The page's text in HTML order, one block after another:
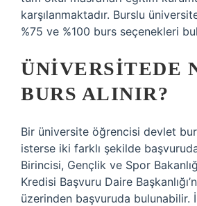
karşılanmaktadır. Burslu
%75 ve %100 burs seçenekleri
ÜNIVERSITEDE
BURS ALINIR?
Bir üniversite öğrencisi devlet
isterse iki farklı şekilde
Birincisi, Gençlik ve Spor
Kredisi Başvuru Daire
üzerinden başvuruda bulunabilir.